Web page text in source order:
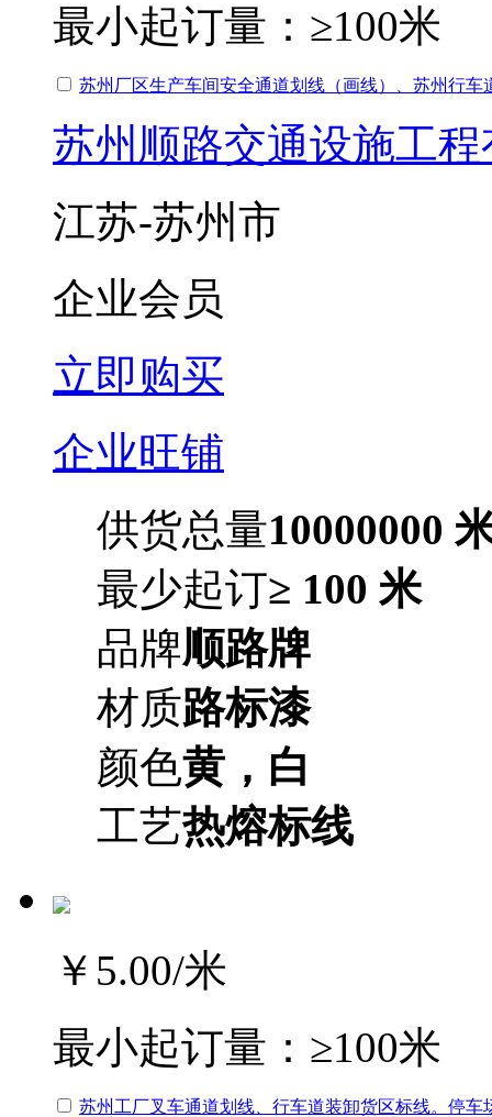
最小起订量： ≥100米
苏州厂区生产车间安全通道划线（画线）、苏州行车
苏州顺路交通设施工
江苏-苏州市
企业会员
立即购买
企业旺铺
供货总量10000000
最少起订≥ 100 米
品牌顺路牌
材质路标漆
颜色黄，白
工艺热熔标线
￥5.00/米
最小起订量： ≥100米
苏州工厂叉车通道划线、行车道装卸货区标线。停车